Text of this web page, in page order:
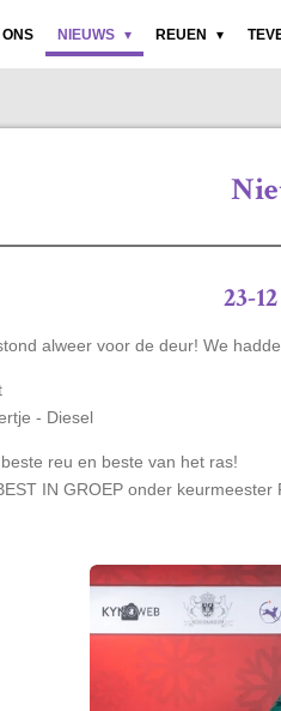
NIEUWS REUEN
23-
alweer voor de deur! We
- Diesel
reu en beste van het ras!
IN GROEP onder keurmeester